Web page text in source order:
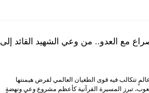
مع العدو.. من وعي الشهيد القائد إلى
تتكالب فيه قوى الطغيان العالمي لفرض هيمنتها
تبرز المسيرة القرآنية كأعظم مشروع وعيٍ ونهضةٍ